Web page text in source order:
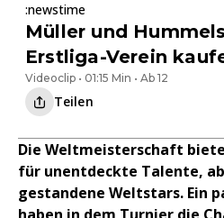
:newstime
Müller und
Erstliga-Verein
Videoclip • 01:15 Min • Ab 12
Teilen
Die Weltmeisterschaft
für unentdeckte Talente,
gestandene Weltstars. Ein